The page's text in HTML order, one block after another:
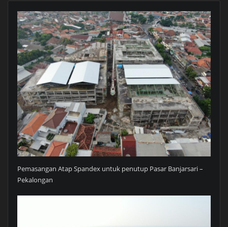
Pemasangan Atap Spandex untuk penutup Pasar Banjarsari –
Pekalongan